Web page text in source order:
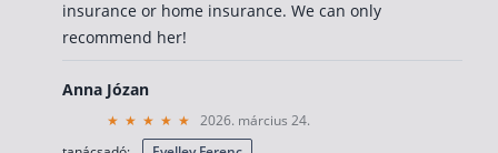
insurance or home insurance. We can only
recommend her!
Anna Józan
2026. március 24.